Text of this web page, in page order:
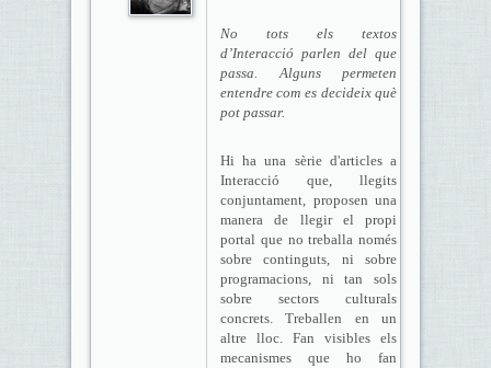
No tots els textos
d’Interacció parlen del que
passa. Alguns permeten
entendre com es decideix què
pot passar.
Hi ha una sèrie d'articles a
Interacció que, llegits
conjuntament, proposen una
manera de llegir el propi
portal que no treballa només
sobre continguts, ni sobre
programacions, ni tan sols
sobre sectors culturals
concrets. Treballen en un
altre lloc. Fan visibles els
mecanismes que ho fan